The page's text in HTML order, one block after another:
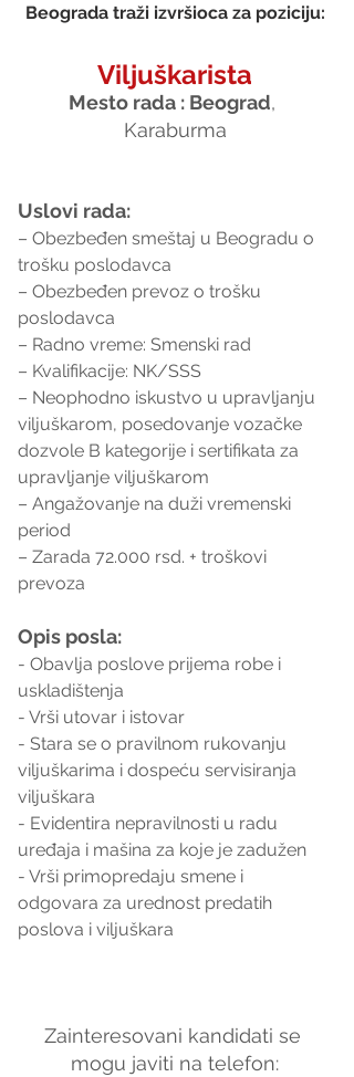
Beograda traži izvršioca za poziciju:
Viljuškarista
Mesto rada : Beograd,
Karaburma
Uslovi rada:
– Obezbeđen smeštaj u Beogradu o
trošku poslodavca
– Obezbeđen prevoz o trošku
poslodavca
– Radno vreme: Smenski rad
– Kvalifikacije: NK/SSS
– Neophodno iskustvo u upravljanju
viljuškarom, posedovanje vozačke
dozvole B kategorije i sertifikata za
upravljanje viljuškarom
– Angažovanje na duži vremenski
period
– Zarada 72.000 rsd. + troškovi
prevoza
Opis posla:
- Obavlja poslove prijema robe i
uskladištenja
- Vrši utovar i istovar
- Stara se o pravilnom rukovanju
viljuškarima i dospeću servisiranja
viljuškara
- Evidentira nepravilnosti u radu
uređaja i mašina za koje je zadužen
- Vrši primopredaju smene i
odgovara za urednost predatih
poslova i viljuškara
Zainteresovani kandidati se
mogu javiti na telefon: